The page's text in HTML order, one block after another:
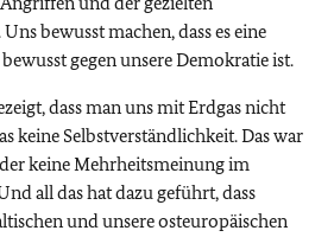
bewusst machen, dass es eine
gegen unsere Demokratie ist.
dass man uns mit Erdgas nicht
keine Selbstverständlichkeit. Das war
keine Mehrheitsmeinung im
all das hat dazu geführt, dass
und unsere osteuropäischen